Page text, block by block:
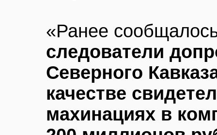
«Ранее
следователи
Северного
качестве
махинациях в